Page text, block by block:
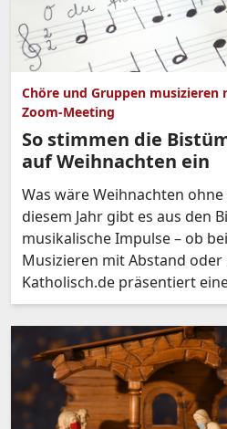
Chöre und Gruppen
Zoom-Meeting
So stimmen die
auf Weihnachten ein
Was wäre Weihnachten
diesem Jahr gibt es aus den
musikalische Impulse – ob
Musizieren mit Abstand
Katholisch.de präsentiert